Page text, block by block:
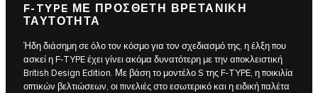
F‑TYPE ΜΕ ΠΡΟΣΘΕΤΗ ΒΡΕΤΑΝΙΚΗ
ΤΑΥΤΟΤΗΤΑ
Ήδη διάσημη σε όλο τον κόσμο για τον σχεδιασμό της, η έλξη που
ασκεί η F‑TYPE έχει γίνει ακόμα δυνατότερη με την αποκλειστική
British Design Edition. Με βάση το μοντέλο S της F‑TYPE, η ποικιλία
οπτικών βελτιώσεων, οι πινελιές στο εσωτερικό και η ειδική παλέτα